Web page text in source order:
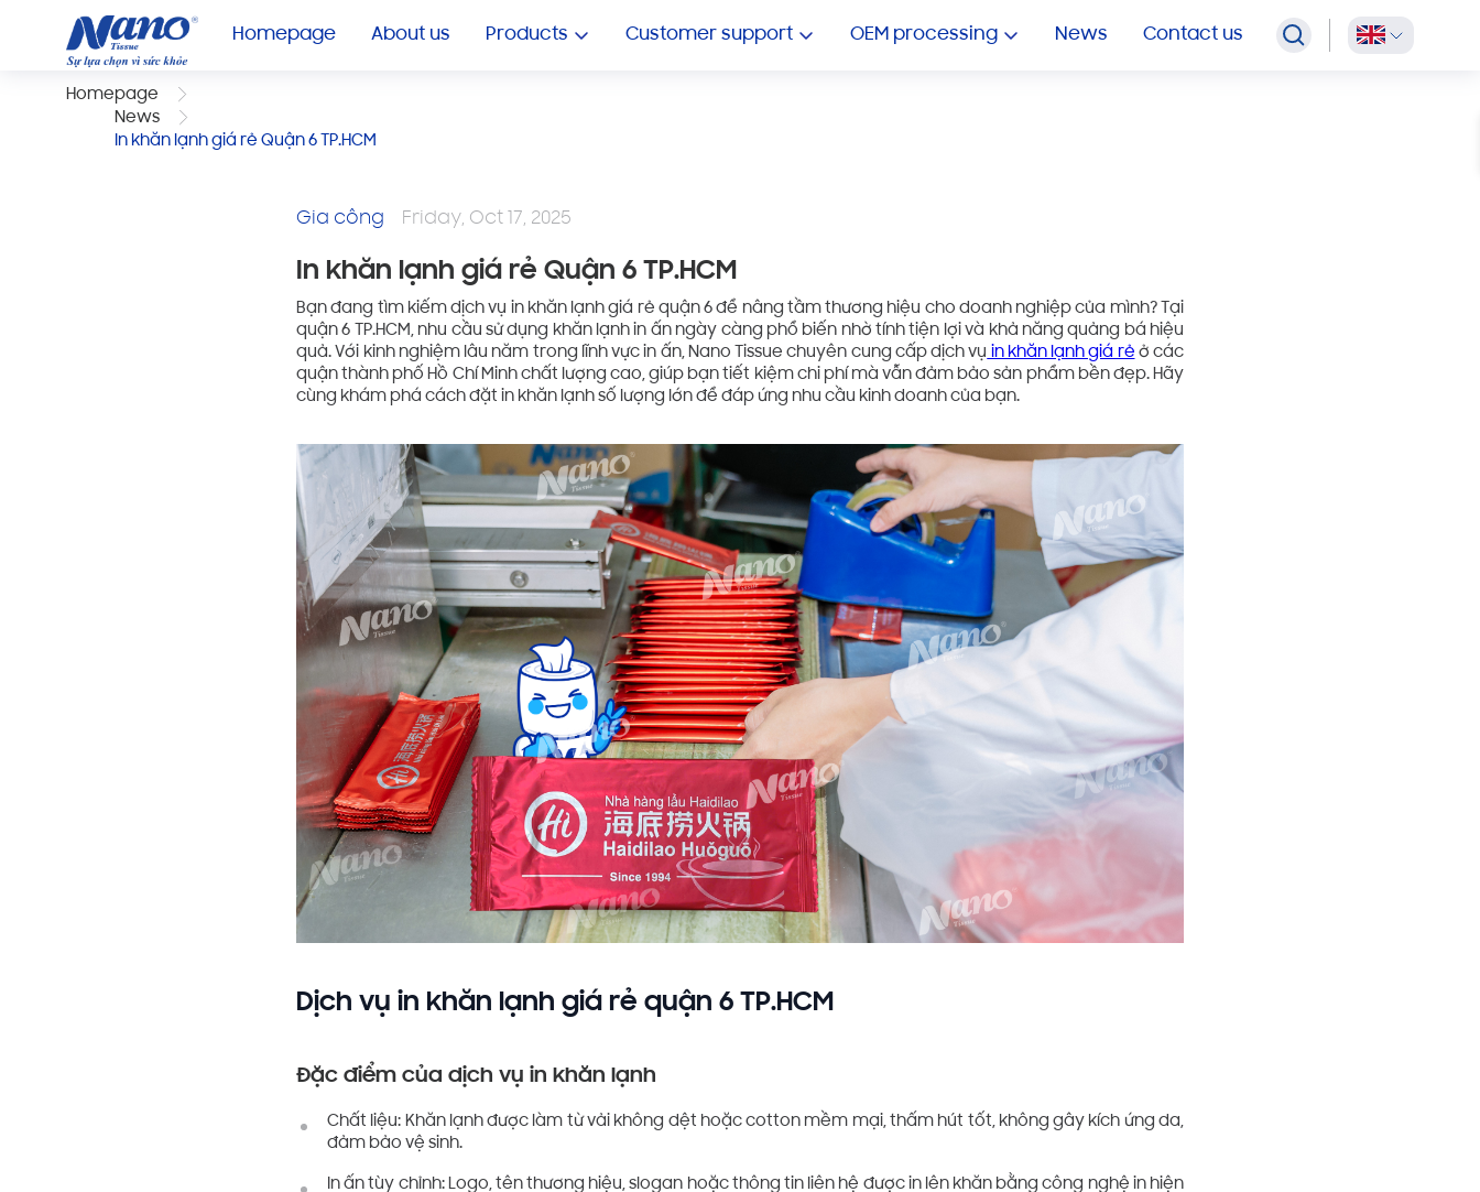
Homepage About us Products Customer support Showroom ô tô
OEM processing
OEM TOILET PAPER OEM Multipurpose Wipes
News Contact us
Homepage
News
In khăn lạnh giá rẻ Quận 6 TP.HCM
Gia công Friday, Oct 17, 2025
In khăn lạnh giá rẻ Quận 6 TP.HCM
Bạn đang tìm kiếm dịch vụ in khăn lạnh giá rẻ quận 6 để nâng tầm thương hiệu cho doanh nghiệp của mình? Tại
quận 6 TP.HCM, nhu cầu sử dụng khăn lạnh in ấn ngày càng phổ biến nhờ tính tiện lợi và khả năng quảng bá hiệu
quả. Với kinh nghiệm lâu năm trong lĩnh vực in ấn, Nano Tissue chuyên cung cấp dịch vụ in khăn lạnh giá rẻ ở các
quận thành phố Hồ Chí Minh chất lượng cao, giúp bạn tiết kiệm chi phí mà vẫn đảm bảo sản phẩm bền đẹp. Hãy
cùng khám phá cách đặt in khăn lạnh số lượng lớn để đáp ứng nhu cầu kinh doanh của bạn.
Dịch vụ in khăn lạnh giá rẻ quận 6 TP.HCM
Đặc điểm của dịch vụ in khăn lạnh
Chất liệu: Khăn lạnh được làm từ vải không dệt hoặc cotton mềm mại, thấm hút tốt, không gây kích ứng da,
đảm bảo vệ sinh.
In ấn tùy chỉnh: Logo, tên thương hiệu, slogan hoặc thông tin liên hệ được in lên khăn bằng công nghệ in hiện